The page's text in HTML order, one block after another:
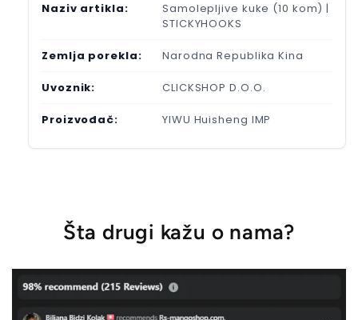
Naziv artikla:
Samolepljive kuke (10 kom) |
STICKYHOOKS
Zemlja porekla: Narodna Republika Kina
Uvoznik: CLICKSHOP D.O.O.
Proizvođač: YIWU Huisheng IMP
Šta drugi kažu o nama?